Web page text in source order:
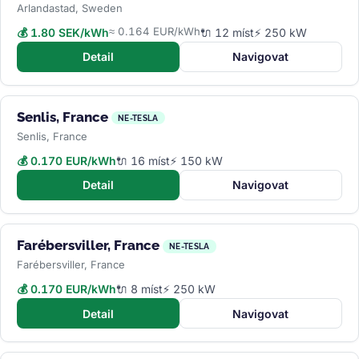
Arlandastad, Sweden
💰 1.80 SEK/kWh≈ 0.164 EUR/kWh🔌 12 míst⚡ 250 kW
Detail
Navigovat
Senlis, France NE-TESLA
Senlis, France
💰 0.170 EUR/kWh🔌 16 míst⚡ 150 kW
Detail
Navigovat
Farébersviller, France NE-TESLA
Farébersviller, France
💰 0.170 EUR/kWh🔌 8 míst⚡ 250 kW
Detail
Navigovat